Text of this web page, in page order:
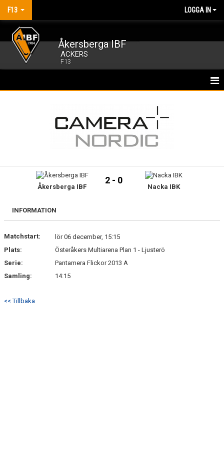
F13 LOGGA IN
Åkersberga IBF
ACKERS
F13
BILDGALLERI
KONTAKT
Åkersberga IBF
2 - 0
Nacka IBK
INFORMATION
Matchstart:
lör 06 december, 15:15
Plats:
Österåkers Multiarena Plan 1 - Ljusterö
Serie:
Pantamera Flickor 2013 A
Samling:
14:15
<< Tillbaka